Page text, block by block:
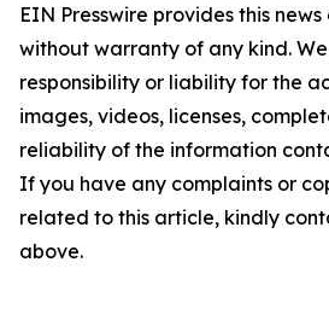
EIN Presswire provides this
without warranty of any kind.
responsibility or liability for the
images, videos, licenses,
reliability of the information
If you have any complaints or
related to this article, kindly
above.